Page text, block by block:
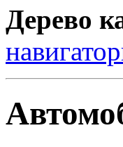
Дерево